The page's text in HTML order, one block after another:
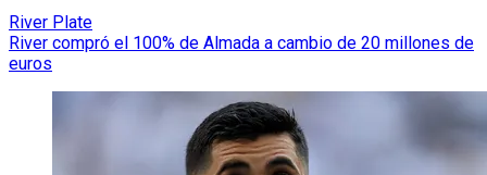
River Plate
River compró el 100% de Almada a cambio de 20 millones de
euros